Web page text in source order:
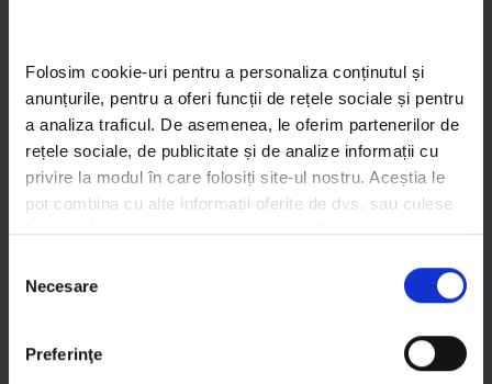
Folosim cookie-uri pentru a personaliza conținutul și
anunțurile, pentru a oferi funcții de rețele sociale și pentru
a analiza traficul. De asemenea, le oferim partenerilor de
rețele sociale, de publicitate și de analize informații cu
privire la modul în care folosiți site-ul nostru. Aceștia le
pot combina cu alte informații oferite de dvs. sau culese
în urma folosirii serviciilor lor. Vezi politica de cookies
consimțământului
Necesare
Preferinţe
Trash Art de la Universitatea de Arte din Iași și
semnificația lor
iunie 23, 2026
Let’s Do It, Romania! lansează înscrierile pentru Ziua
de Curățenie Națională, care are loc pe 19
septembrie, simultan în 190 de țări
Arta eco prin ochii studenților: 3 proiecte speciale
Trash Art de la Universitatea de Arte din Iași și
semnificația lor